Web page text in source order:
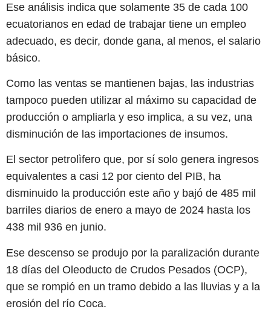
Ese análisis indica que solamente 35 de cada 100
ecuatorianos en edad de trabajar tiene un empleo
adecuado, es decir, donde gana, al menos, el salario
básico.
Como las ventas se mantienen bajas, las industrias
tampoco pueden utilizar al máximo su capacidad de
producción o ampliarla y eso implica, a su vez, una
disminución de las importaciones de insumos.
El sector petrolìfero que, por sí solo genera ingresos
equivalentes a casi 12 por ciento del PIB, ha
disminuido la producción este año y bajó de 485 mil
barriles diarios de enero a mayo de 2024 hasta los
438 mil 936 en junio.
Ese descenso se produjo por la paralización durante
18 días del Oleoducto de Crudos Pesados (OCP),
que se rompió en un tramo debido a las lluvias y a la
erosión del río Coca.